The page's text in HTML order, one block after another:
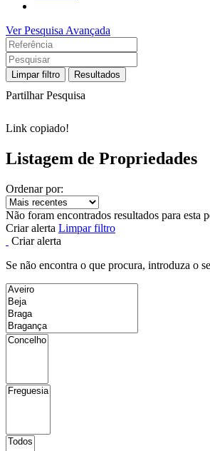
Ver Pesquisa Avançada
Limpar filtro Resultados
Partilhar Pesquisa
Link copiado!
Listagem de Propriedades
Ordenar por:
Não foram encontrados resultados para esta
Criar alerta Limpar filtro
Criar alerta
Se não encontra o que procura, introduza o